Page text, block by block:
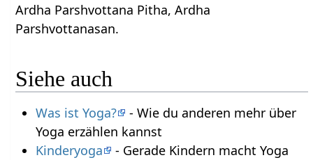
Ardha Parshvottana Pitha, Ardha
Parshvottanasan.
Siehe auch
Was ist Yoga?
- Wie du anderen mehr über
Yoga erzählen kannst
Kinderyoga
- Gerade Kindern macht Yoga